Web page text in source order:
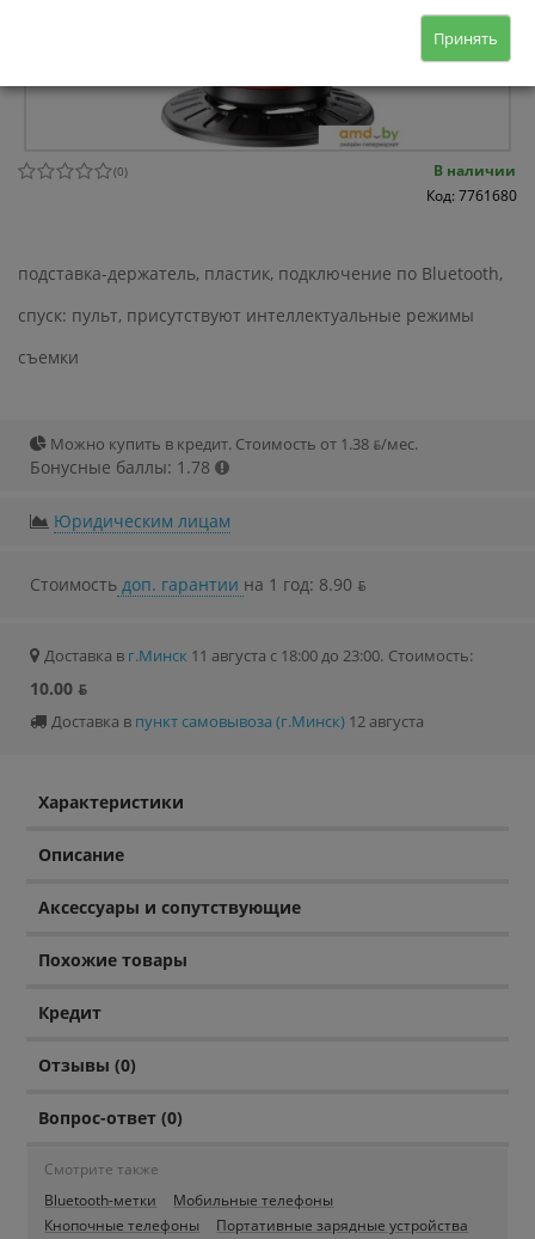
(0)
В наличии
Код: 7761680
подставка-держатель, пластик, подключение по Bluetooth,
спуск: пульт, присутствуют интеллектуальные режимы
съемки
Можно купить в кредит. Стоимость от 1.38 ƃ/мec.
Бонусные баллы: 1.78
Юридическим лицам
Стоимость доп. гарантии на 1 год: 8.90 ƃ
Доставка в г.Минск 11 августа с 18:00 до 23:00. Стоимость:
10.00 ƃ
Доставка в пункт самовывоза (г.Минск) 12 августа
Характеристики
Описание
Аксессуары и сопутствующие
Похожие товары
Кредит
Отзывы (0)
Вопрос-ответ (0)
Смотрите также
Bluetooth-метки
Мобильные телефоны
Кнопочные телефоны
Портативные зарядные устройства
Принять